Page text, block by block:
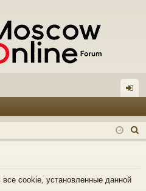
д
о
cookie, установленные данной